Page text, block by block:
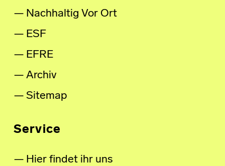
Nachhaltig Vor Ort
ESF
EFRE
Archiv
Sitemap
Service
Hier findet ihr uns